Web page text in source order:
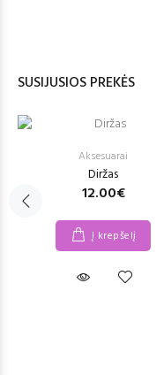
SUSIJUSIOS PREKĖS
Aksesuarai
Diržas
12.00€
Į krepšelį